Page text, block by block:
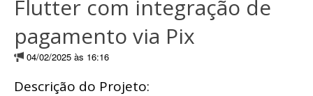
Flutter com integração de
pagamento via Pix
04/02/2025 às 16:16
Descrição do Projeto: